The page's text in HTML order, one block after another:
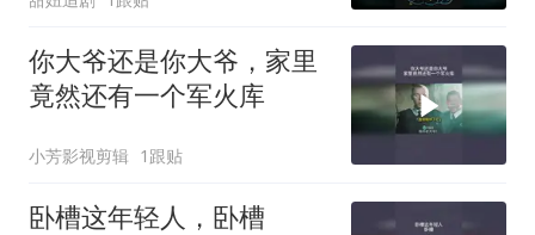
你大爷还是你大爷，家里
竟然还有一个军火库
小芳影视剪辑 1跟贴
卧槽这年轻人，卧槽